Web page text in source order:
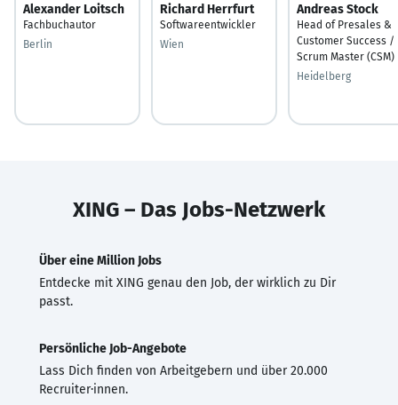
Alexander Loitsch
Fachbuchautor
Berlin
Richard Herrfurt
Softwareentwickler
Wien
Andreas Stock
Head of Presales &
Customer Success /
Scrum Master (CSM)
Heidelberg
XING – Das Jobs-Netzwerk
Über eine Million Jobs
Entdecke mit XING genau den Job, der wirklich zu Dir
passt.
Persönliche Job-Angebote
Lass Dich finden von Arbeitgebern und über 20.000
Recruiter·innen.